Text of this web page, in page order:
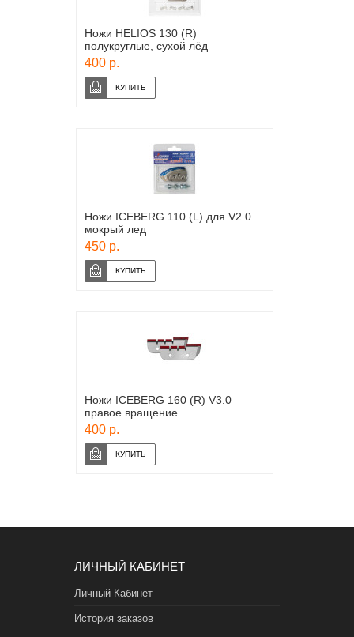
Ножи HELIOS 130 (R)
полукруглые, сухой лёд
400 р.
Ножи ICEBERG 110 (L) для V2.0
мокрый лед
450 р.
Ножи ICEBERG 160 (R) V3.0
правое вращение
400 р.
ЛИЧНЫЙ КАБИНЕТ
Личный Кабинет
История заказов